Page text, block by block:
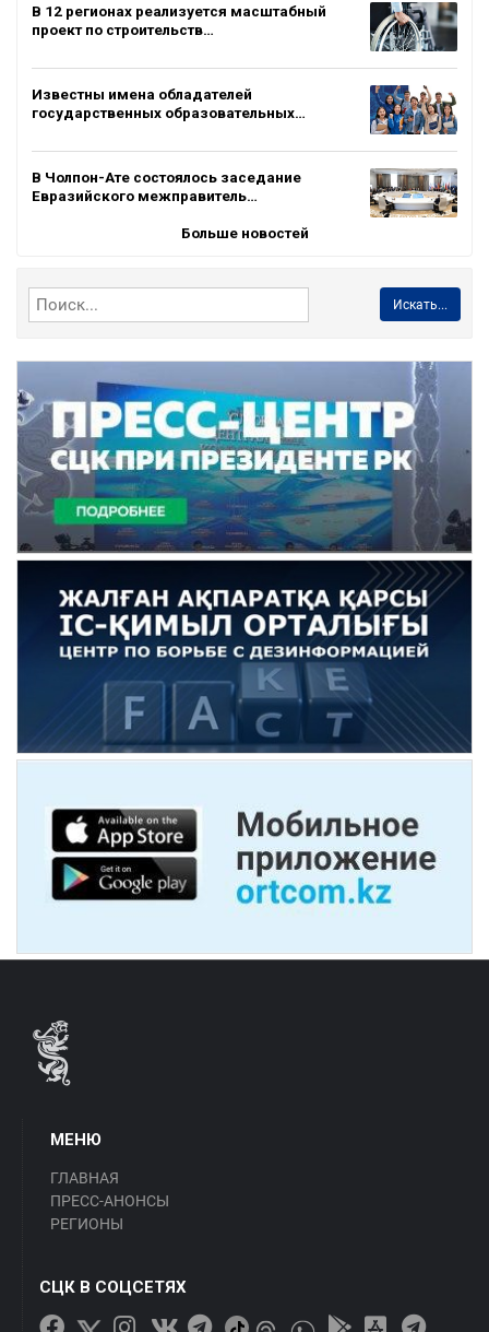
В 12 регионах реализуется масштабный
проект по строительств…
Известны имена обладателей
государственных образовательных…
В Чолпон-Ате состоялось заседание
Евразийского межправитель…
Больше новостей
Искать...
МЕНЮ
ГЛАВНАЯ
ПРЕСС-АНОНСЫ
РЕГИОНЫ
СЦК В СОЦСЕТЯХ